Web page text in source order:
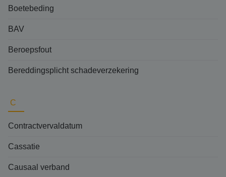
Boetebeding
BAV
Beroepsfout
Bereddingsplicht schadeverzekering
C
Contractvervaldatum
Cassatie
Causaal verband